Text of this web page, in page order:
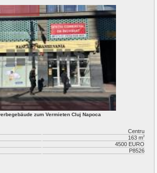
zum Vermieten Cluj Napoca
Centru
163 m2
4500 EURO
P8526